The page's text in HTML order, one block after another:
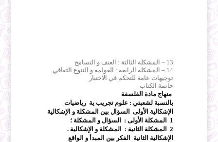
13 – المشكلة الثالثة : العنف و التسامح
14 – المشكلة الرابعة : العولمة و التنوع الثقافي
توجيهات عامة للتحكم في الاختبار
خاتمة الكتاب
منهاج مادة الفلسفة
بالنسبة لشعبتي : علوم تجريب ية رياضيات
الإشكالية الأولى السؤال بين المشكلة و الإشكالية
1 المشكلة الأولى : السؤال و المشكلة ؛
2 المشكلة الثانية : المشكلة و الإشكالية .
الإشكالية الثانية الفكر بين المبدأ و الواقع